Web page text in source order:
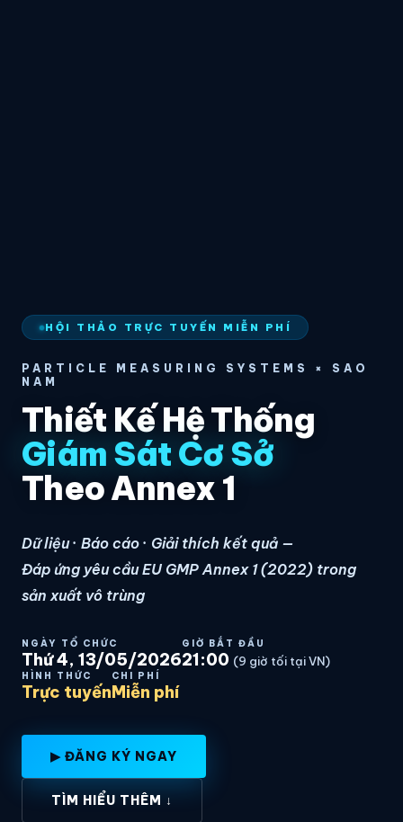
HỘI THẢO TRỰC TUYẾN MIỄN PHÍ
PARTICLE MEASURING SYSTEMS × SAO
NAM
Thiết Kế Hệ Thống
Giám Sát Cơ Sở
Theo Annex 1
Dữ liệu · Báo cáo · Giải thích kết quả —
Đáp ứng yêu cầu EU GMP Annex 1 (2022) trong
sản xuất vô trùng
NGÀY TỔ CHỨC
Thứ 4, 13/05/2026
GIỜ BẮT ĐẦU
21:00 (9 giờ tối tại VN)
HÌNH THỨC
Trực tuyến
CHI PHÍ
Miễn phí
▶ ĐĂNG KÝ NGAY
TÌM HIỂU THÊM ↓